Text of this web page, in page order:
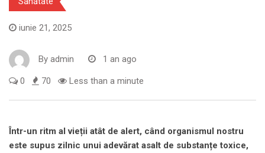
iunie 21, 2025
By admin 1 an ago
0 70 Less than a minute
Într-un ritm al vieții atât de alert, când organismul nostru
este supus zilnic unui adevărat asalt de substanțe toxice,